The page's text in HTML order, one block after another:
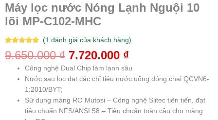
Máy lọc nước Nóng Lạnh Nguội 10
lõi MP-C102-MHC
5.00trên 5
dựa trên
1
(1đánh giá của khách hàng)
9.650.000₫ 7.720.000 ₫
Công nghệ Dual Chip làm lạnh sâu
Nước sau lọc đạt các chỉ tiêu nước uống đóng chai QCVN6-
1:2010/BYT;
Sử dụng màng RO Mutosi – Công nghệ Slitec tiên tiến, đạt
tiêu chuẩn NFS/ANSI 58 – Tiêu chuẩn toàn cầu cho màng